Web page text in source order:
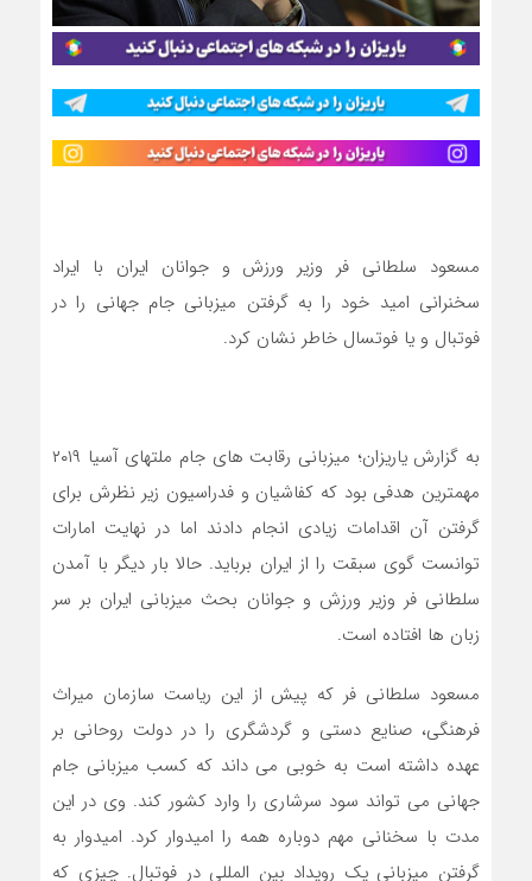
مسعود سلطانی فر وزیر ورزش و جوانان ایران با ایراد
سخنرانی امید خود را به گرفتن میزبانی جام جهانی را در
فوتبال و یا فوتسال خاطر نشان کرد.
به گزارش یاریزان؛ میزبانی رقابت های جام ملتهای آسیا ۲۰۱۹
مهمترین هدفی بود که کفاشیان و فدراسیون زیر نظرش برای
گرفتن آن اقدامات زیادی انجام دادند اما در نهایت امارات
توانست گوی سبقت را از ایران برباید. حالا بار دیگر با آمدن
سلطانی فر وزیر ورزش و جوانان بحث میزبانی ایران بر سر
زبان ها افتاده است.
مسعود سلطانی فر که پیش از این ریاست سازمان میراث
فرهنگی، صنایع دستی و گردشگری را در دولت روحانی بر
عهده داشته است به خوبی می داند که کسب میزبانی جام
جهانی می تواند سود سرشاری را وارد کشور کند. وی در این
مدت با سخنانی مهم دوباره همه را امیدوار کرد. امیدوار به
گرفتن میزبانی یک رویداد بین المللی در فوتبال. چیزی که